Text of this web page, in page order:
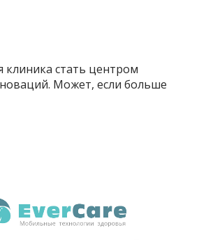
клиника стать центром
Может, если больше